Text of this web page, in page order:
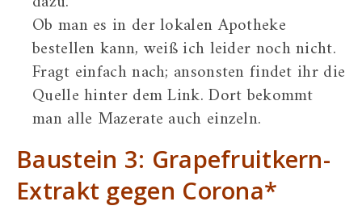
Ob man es in der lokalen Apotheke
bestellen kann, weiß ich leider noch nicht.
Fragt einfach nach; ansonsten findet ihr die
Quelle hinter dem Link. Dort bekommt
man alle Mazerate auch einzeln.
Baustein 3: Grapefruitkern-
Extrakt gegen Corona*